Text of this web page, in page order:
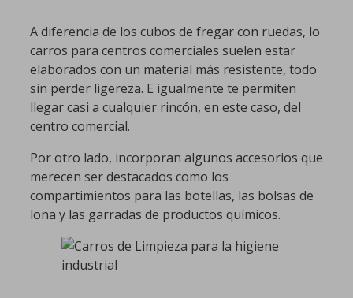
A diferencia de los cubos de fregar con ruedas, lo
carros para centros comerciales suelen estar
elaborados con un material más resistente, todo
sin perder ligereza. E igualmente te permiten
llegar casi a cualquier rincón, en este caso, del
centro comercial.
Por otro lado, incorporan algunos accesorios que
merecen ser destacados como los
compartimientos para las botellas, las bolsas de
lona y las garradas de productos químicos.